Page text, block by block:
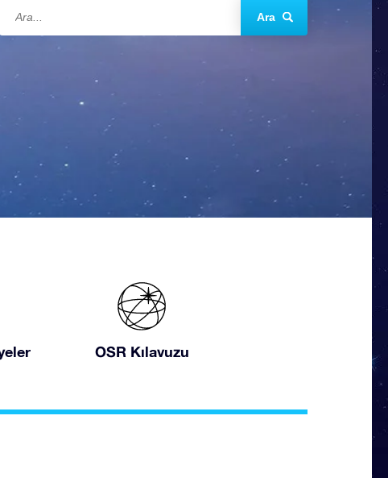
Ara
OSR Kılavuzu